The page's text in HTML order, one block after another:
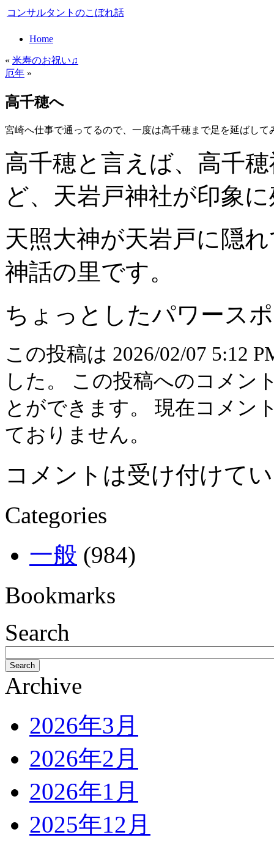
コンサルタントのこぼれ話
Home
« 米寿のお祝い♫
厄年 »
高千穂へ
宮崎へ仕事で通ってるので、一度は高千穂まで足を延ばし
高千穂と言えば、高千
ど、天岩戸神社が印象
天照大神が天岩戸に隠
神話の里です。
ちょっとしたパワース
この投稿は 2026/02/07 5:12
した。 この投稿へのコメン
とができます。 現在コメン
ておりません。
コメントは受け付けて
Categories
一般 (984)
Bookmarks
Search
Search
Archive
2026年3月
2026年2月
2026年1月
2025年12月